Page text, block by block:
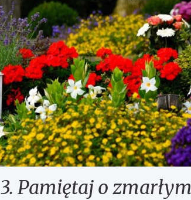
3. Pamiętaj o